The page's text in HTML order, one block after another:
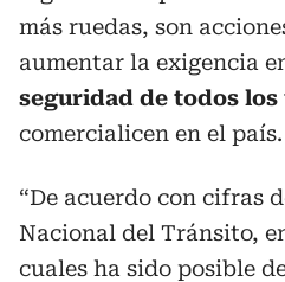
más ruedas, son
aumentar la exigencia
seguridad de todos
comercialicen en el país.
“De acuerdo con cifras
Nacional del Tránsito,
cuales ha sido posible